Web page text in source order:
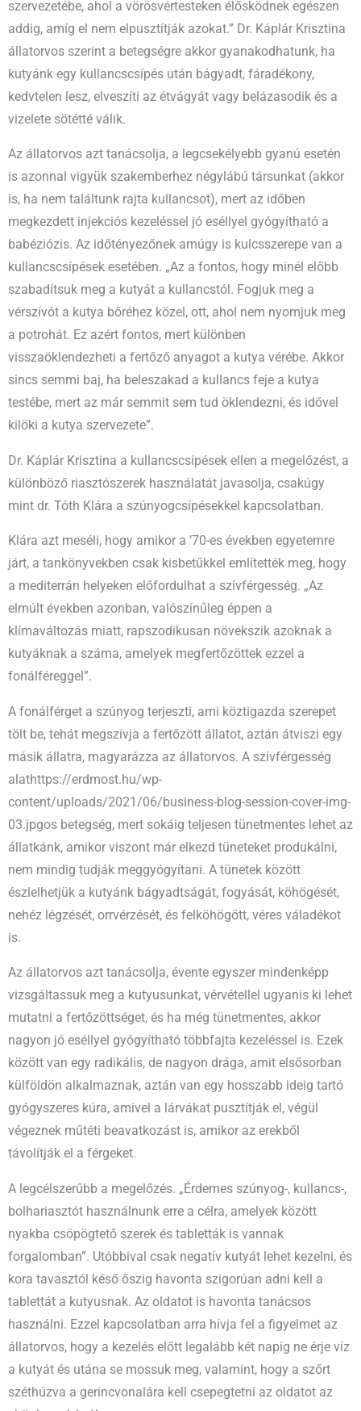
szervezetébe, ahol a vörösvértesteken élősködnek egészen
addig, amíg el nem elpusztítják azokat.” Dr. Káplár Krisztina
állatorvos szerint a betegségre akkor gyanakodhatunk, ha
kutyánk egy kullancscsípés után bágyadt, fáradékony,
kedvtelen lesz, elveszíti az étvágyát vagy belázasodik és a
vizelete sötétté válik.
Az állatorvos azt tanácsolja, a legcsekélyebb gyanú esetén
is azonnal vigyük szakemberhez négylábú társunkat (akkor
is, ha nem találtunk rajta kullancsot), mert az időben
megkezdett injekciós kezeléssel jó eséllyel gyógyítható a
babéziózis. Az időtényezőnek amúgy is kulcsszerepe van a
kullancscsípések esetében. „Az a fontos, hogy minél előbb
szabadítsuk meg a kutyát a kullancstól. Fogjuk meg a
vérszívót a kutya bőréhez közel, ott, ahol nem nyomjuk meg
a potrohát. Ez azért fontos, mert különben
visszaöklendezheti a fertőző anyagot a kutya vérébe. Akkor
sincs semmi baj, ha beleszakad a kullancs feje a kutya
testébe, mert az már semmit sem tud öklendezni, és idővel
kilöki a kutya szervezete”.
Dr. Káplár Krisztina a kullancscsípések ellen a megelőzést, a
különböző riasztószerek használatát javasolja, csakúgy
mint dr. Tóth Klára a szúnyogcsípésekkel kapcsolatban.
Klára azt meséli, hogy amikor a ’70-es években egyetemre
járt, a tankönyvekben csak kisbetűkkel említették meg, hogy
a mediterrán helyeken előfordulhat a szívférgesség. „Az
elmúlt években azonban, valószínűleg éppen a
klímaváltozás miatt, rapszodikusan növekszik azoknak a
kutyáknak a száma, amelyek megfertőzöttek ezzel a
fonálféreggel”.
A fonálférget a szúnyog terjeszti, ami köztigazda szerepet
tölt be, tehát megszívja a fertőzött állatot, aztán átviszi egy
másik állatra, magyarázza az állatorvos. A szívférgesség
alathttps://erdmost.hu/wp-
content/uploads/2021/06/business-blog-session-cover-img-
03.jpgos betegség, mert sokáig teljesen tünetmentes lehet az
állatkánk, amikor viszont már elkezd tüneteket produkálni,
nem mindig tudják meggyógyítani. A tünetek között
észlelhetjük a kutyánk bágyadtságát, fogyását, köhögését,
nehéz légzését, orrvérzését, és felköhögött, véres váladékot
is.
Az állatorvos azt tanácsolja, évente egyszer mindenképp
vizsgáltassuk meg a kutyusunkat, vérvétellel ugyanis ki lehet
mutatni a fertőzöttséget, és ha még tünetmentes, akkor
nagyon jó eséllyel gyógyítható többfajta kezeléssel is. Ezek
között van egy radikális, de nagyon drága, amit elsősorban
külföldön alkalmaznak, aztán van egy hosszabb ideig tartó
gyógyszeres kúra, amivel a lárvákat pusztítják el, végül
végeznek műtéti beavatkozást is, amikor az erekből
távolítják el a férgeket.
A legcélszerűbb a megelőzés. „Érdemes szúnyog-, kullancs-,
bolhariasztót használnunk erre a célra, amelyek között
nyakba csöpögtető szerek és tabletták is vannak
forgalomban”. Utóbbival csak negatív kutyát lehet kezelni, és
kora tavasztól késő őszig havonta szigorúan adni kell a
tablettát a kutyusnak. Az oldatot is havonta tanácsos
használni. Ezzel kapcsolatban arra hívja fel a figyelmet az
állatorvos, hogy a kezelés előtt legalább két napig ne érje víz
a kutyát és utána se mossuk meg, valamint, hogy a szőrt
széthúzva a gerincvonalára kell csepegtetni az oldatot az